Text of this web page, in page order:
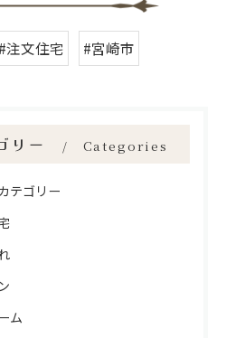
#注文住宅 #宮崎市
リー Categories
テゴリー
ム